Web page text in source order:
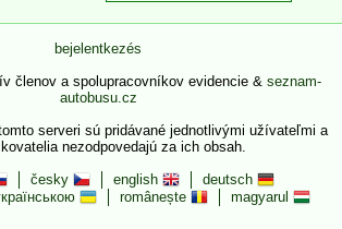
bejelentkezés
členov a spolupracovníkov evidencie & seznam-
autobusu.cz
serveri sú pridávané jednotlivými užívateľmi a
nezodpovedajú za ich obsah.
česky english
deutsch
românește magyarul